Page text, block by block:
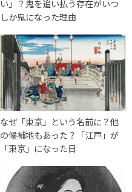
い」？鬼を追い払う存在がいつ
しか鬼になった理由
なぜ「東京」という名前に？他
の候補地もあった？「江戸」が
「東京」になった日